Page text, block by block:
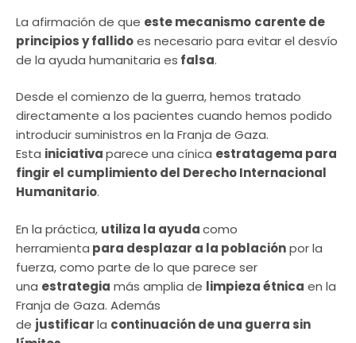
La afirmación de que este mecanismo carente de
principios y fallidoes necesario para evitar el desvío
de la ayuda humanitaria es falsa.
Desde el comienzo de la guerra, hemos tratado
directamente a los pacientes cuando hemos podido
introducir suministros en la Franja de Gaza.
Esta iniciativaparece una cínica estratagema para
fingir el cumplimiento del Derecho Internacional
Humanitario.
En la práctica, utiliza la ayudacomo
herramienta para desplazar a la poblaciónpor la
fuerza, como parte de lo que parece ser
una estrategia más amplia de limpieza étnica en la
Franja de Gaza. Además
de justificarla continuación de una guerra sin